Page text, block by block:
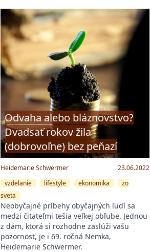
Odvaha alebo bláznovstvo?
Dvadsať rokov žila
(dobrovoľne) bez peňazí
Heidemarie Schwermer
23.06.2022
vzdelanie
lifestyle ekonomika
zo
sveta
Neobyčajné príbehy obyčajných ľudí sa
medzi čitateľmi tešia veľkej obľube. Jednou
z dám, ktorá si rozhodne zaslúži vašu
pozornosť, je i 69. ročná Nemka,
Heidemarie Schwermer.